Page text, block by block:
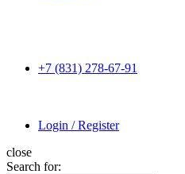
+7 (831) 278-67-91
Login / Register
close
Search for: